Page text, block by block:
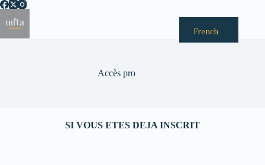
Passer
contenu
Accès pro
SI VOUS ETES DEJA INSCRIT
French